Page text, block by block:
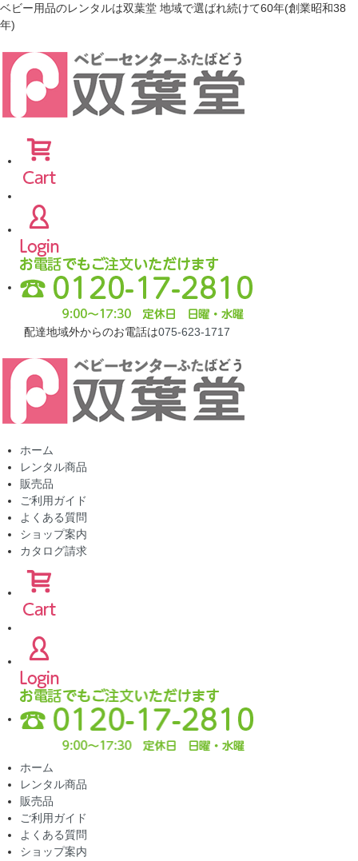
ベビー用品のレンタルは双葉堂 地域で選ばれ続けて60年(創業昭和38
年)
配達地域外からのお電話は075-623-1717
ホーム
レンタル商品
販売品
ご利用ガイド
よくある質問
ショップ案内
カタログ請求
ホーム
レンタル商品
販売品
ご利用ガイド
よくある質問
ショップ案内